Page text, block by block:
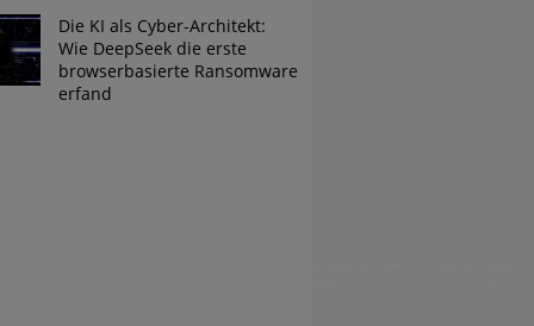
Die KI als Cyber-Architekt:
Wie DeepSeek die erste
browserbasierte Ransomware
erfand